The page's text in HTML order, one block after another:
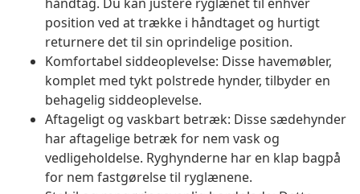
position ved at trække i håndtaget og hurtigt
returnere det til sin oprindelige position.
Komfortabel siddeoplevelse: Disse havemøbler,
komplet med tykt polstrede hynder, tilbyder en
behagelig siddeoplevelse.
Aftageligt og vaskbart betræk: Disse sædehynder
har aftagelige betræk for nem vask og
vedligeholdelse. Ryghynderne har en klap bagpå
for nem fastgørelse til ryglænene.